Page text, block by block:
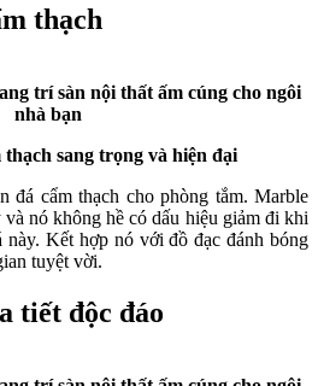
thạch
thạch sang trọng và hiện đại
đá cẩm thạch cho phòng tắm. Marble
nó không hề có dấu hiệu giảm đi khi
này. Kết hợp nó với đồ đạc đánh bóng
tuyệt vời.
tiết độc đáo